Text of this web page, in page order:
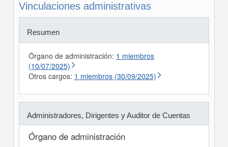
Vinculaciones administrativas
Resumen
Órgano de administración: 1 miembros
(10/07/2025)
Otros cargos: 1 miembros (30/09/2025)
Administradores, Dirigentes y Auditor de Cuentas
Órgano de administración